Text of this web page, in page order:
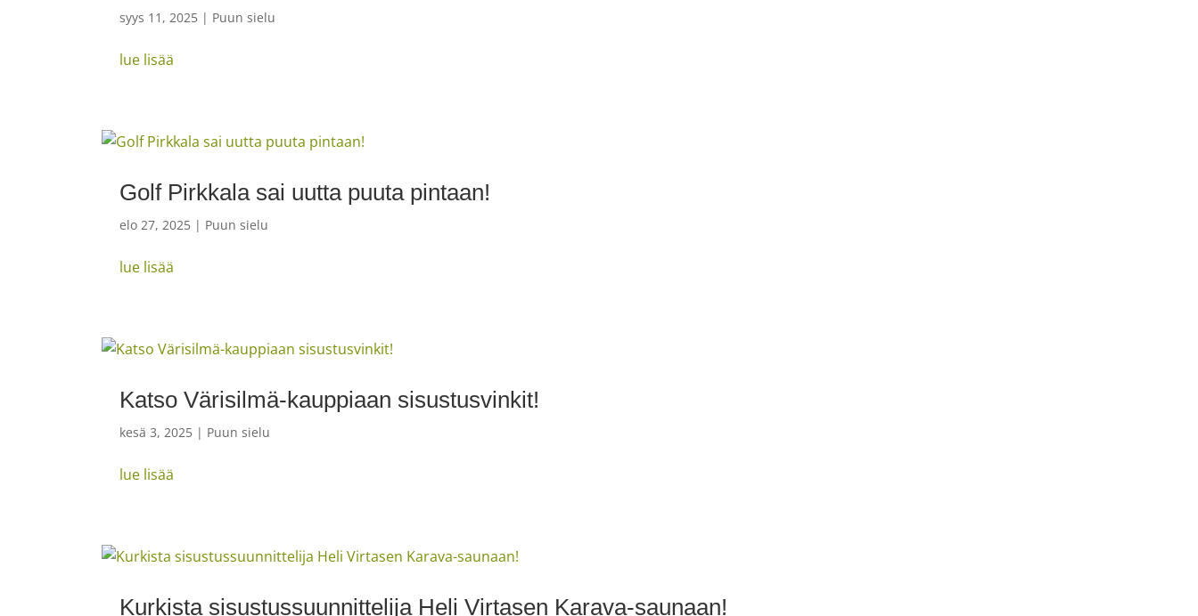
syys 11, 2025 | Puun sielu
lue lisää
Golf Pirkkala sai uutta puuta pintaan!
elo 27, 2025 | Puun sielu
lue lisää
Katso Värisilmä-kauppiaan sisustusvinkit!
kesä 3, 2025 | Puun sielu
lue lisää
Kurkista sisustussuunnittelija Heli Virtasen Karava-saunaan!